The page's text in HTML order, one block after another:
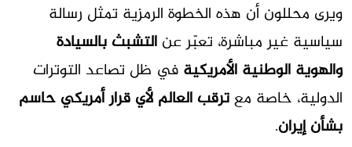
ويرى محللون أن هذه الخطوة الرمزية تمثل رسالة
سياسية غير مباشرة، تعبّر عن التشبث بالسيادة
والهوية الوطنية الأمريكية في ظل تصاعد التوترات
الدولية، خاصة معترقب العالم لأي قرار أمريكي حاسم
بشأن إيران.